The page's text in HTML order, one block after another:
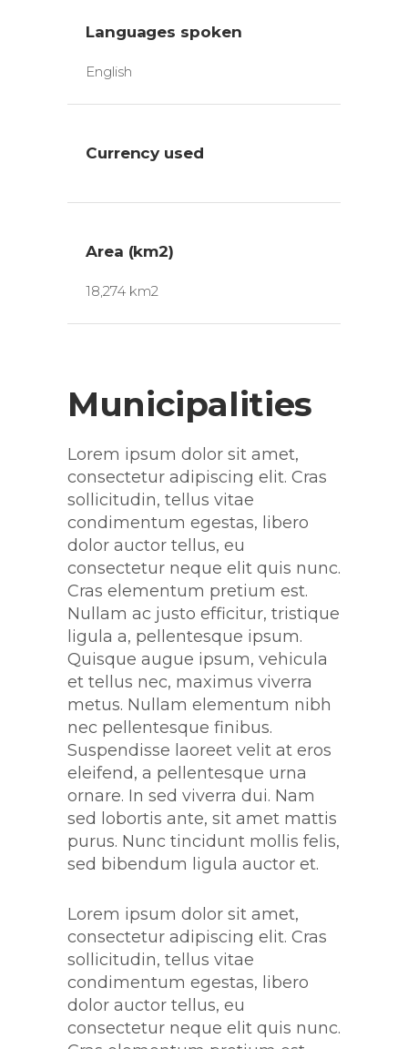
Languages spoken
English
Currency used
Area (km2)
18,274 km2
Municipalities
Lorem ipsum dolor sit amet,
consectetur adipiscing elit. Cras
sollicitudin, tellus vitae
condimentum egestas, libero
dolor auctor tellus, eu
consectetur neque elit quis nunc.
Cras elementum pretium est.
Nullam ac justo efficitur, tristique
ligula a, pellentesque ipsum.
Quisque augue ipsum, vehicula
et tellus nec, maximus viverra
metus. Nullam elementum nibh
nec pellentesque finibus.
Suspendisse laoreet velit at eros
eleifend, a pellentesque urna
ornare. In sed viverra dui. Nam
sed lobortis ante, sit amet mattis
purus. Nunc tincidunt mollis felis,
sed bibendum ligula auctor et.
Lorem ipsum dolor sit amet,
consectetur adipiscing elit. Cras
sollicitudin, tellus vitae
condimentum egestas, libero
dolor auctor tellus, eu
consectetur neque elit quis nunc.